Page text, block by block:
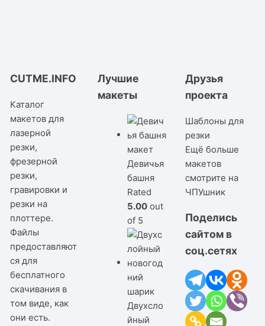
CUTME.INFO
Каталог
макетов для
лазерной
резки,
фрезерной
резки,
гравировки и
резки на
плоттере.
Файлы
предоставляют
ся для
бесплатного
скачивания в
том виде, как
они есть.
Лучшие
макеты
Девичья
башня
Rated
5.00 out
of 5
Двухсло
йный
Друзья
проекта
Шаблоны для
резки
Ещё больше
макетов
смотрите на
ЧПУшник
Поделись
сайтом в
соц.сетях